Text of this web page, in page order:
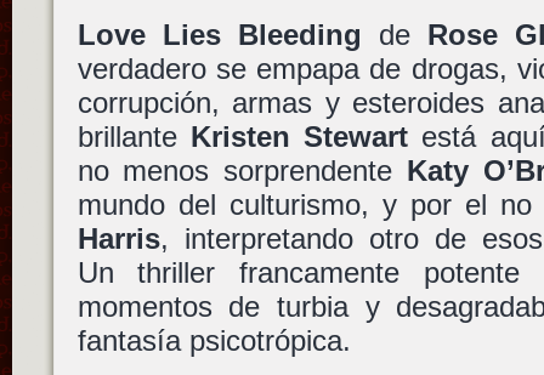
Love Lies Bleeding de Rose
verdadero se empapa de drogas,
corrupción, armas y esteroides
brillante Kristen Stewart está
no menos sorprendente Katy
mundo del culturismo, y por el
Harris, interpretando otro de
Un thriller francamente
momentos de turbia y
fantasía psicotrópica.